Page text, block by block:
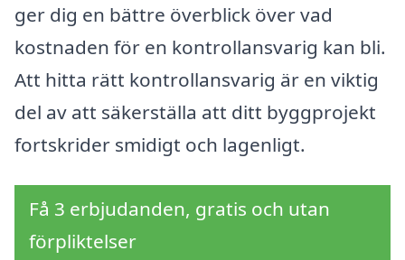
ger dig en bättre överblick över vad
kostnaden för en kontrollansvarig kan bli.
Att hitta rätt kontrollansvarig är en viktig
del av att säkerställa att ditt byggprojekt
fortskrider smidigt och lagenligt.
Få 3 erbjudanden, gratis och utan
förpliktelser